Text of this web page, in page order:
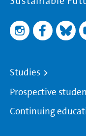
Studies
Prospective
Continuing